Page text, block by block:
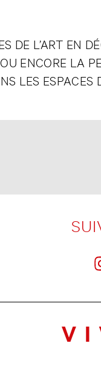
DE L’ART EN
ENCORE LA
LES ESPACES